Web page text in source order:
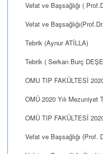
Vefat ve Başsağlığı (
Vefat ve
Tebrik (Aynur ATİLLA)
Tebrik ( Serkan Burç
OMU TIP FAKÜLTESİ
OMÜ 2020 Yılı Mezuniyet
OMÜ TIP FAKÜLTESİ
Vefat ve Başsağlığı (Prof.